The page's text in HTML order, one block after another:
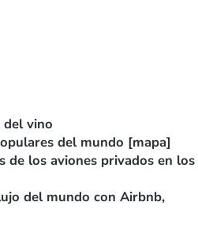
vino
del mundo [mapa]
de los aviones privados en los
del mundo con Airbnb,